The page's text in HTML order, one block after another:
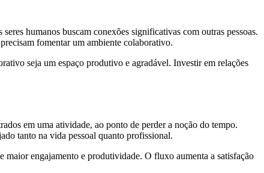
humanos buscam conexões significativas com outras pessoas.
fomentar um ambiente colaborativo.
seja um espaço produtivo e agradável. Investir em relações
em uma atividade, ao ponto de perder a noção do tempo.
tanto na vida pessoal quanto profissional.
engajamento e produtividade. O fluxo aumenta a satisfação